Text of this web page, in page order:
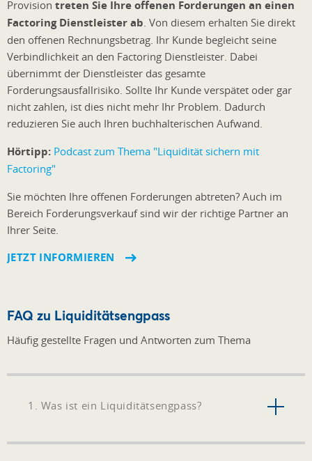
Provision treten Sie Ihre offenen Forderungen an einen
Factoring Dienstleister ab. Von diesem erhalten Sie direkt
den offenen Rechnungsbetrag. Ihr Kunde begleicht seine
Verbindlichkeit an den Factoring Dienstleister. Dabei
übernimmt der Dienstleister das gesamte
Forderungsausfallrisiko. Sollte Ihr Kunde verspätet oder gar
nicht zahlen, ist dies nicht mehr Ihr Problem. Dadurch
reduzieren Sie auch Ihren buchhalterischen Aufwand.
Hörtipp: Podcast zum Thema "Liquidität sichern mit
Factoring"
Sie möchten Ihre offenen Forderungen abtreten? Auch im
Bereich Forderungsverkauf sind wir der richtige Partner an
Ihrer Seite.
JETZT INFORMIEREN
FAQ zu Liquiditätsengpass
Häufig gestellte Fragen und Antworten zum Thema
1. Was ist ein Liquiditätsengpass?